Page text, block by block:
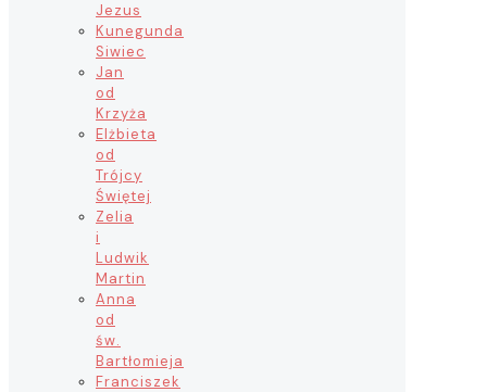
Jezus
Kunegunda
Siwiec
Jan
od
Krzyża
Elżbieta
od
Trójcy
Świętej
Zelia
i
Ludwik
Martin
Anna
od
św.
Bartłomieja
Franciszek